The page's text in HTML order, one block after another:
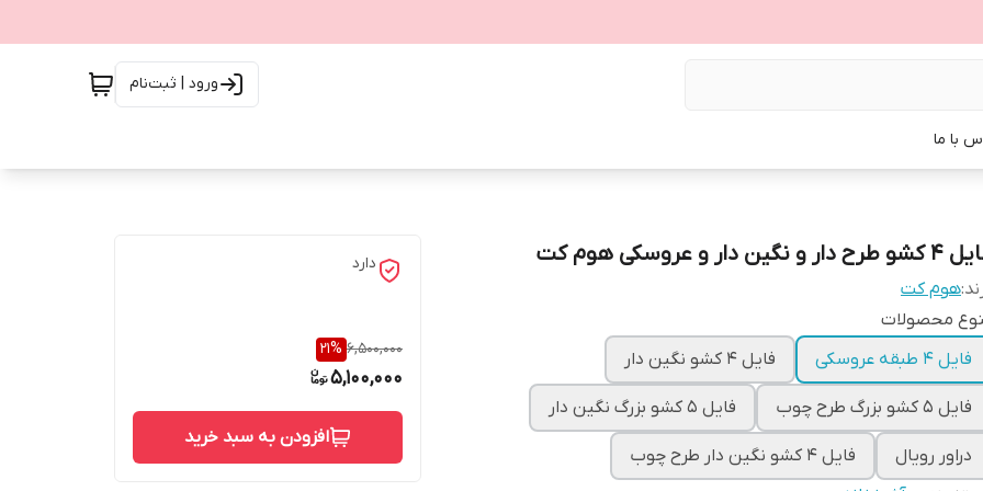
ورود | ثبت‌نام
با ما
و نگین دار و عروسکی هوم کت
هوم کت
محصولات
فایل ۴ طبقه عروسکی
فایل ۴ کشو نگین دار
فایل ۵ کشو بزرگ طرح چوب فایل ۵ کشو بزرگ نگین دار
دراور رویال
فایل ۴ کشو نگین دار طرح چوب
دارد
6,500,000
21%
5,100,000
افزودن به سبد خرید